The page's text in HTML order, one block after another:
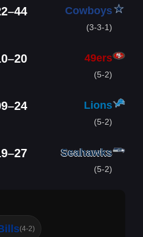
–44 Cowboys
(3-3-1)
–20 49ers
(5-2)
–24 Lions
(5-2)
–27 Seahawks
(5-2)
(4-2)